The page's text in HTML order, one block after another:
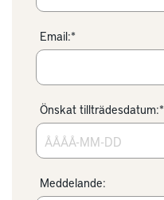
Email:*
Önskat tillträdesdatum:*
Meddelande: